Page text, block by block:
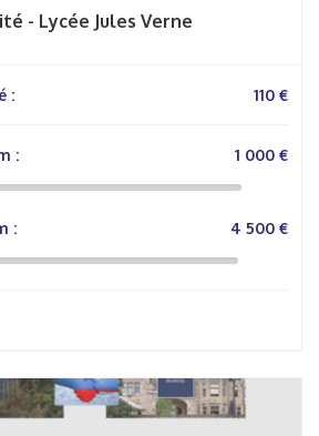
- Lycée Jules Verne
: 110 €
:
1 000 €
:
4 500 €